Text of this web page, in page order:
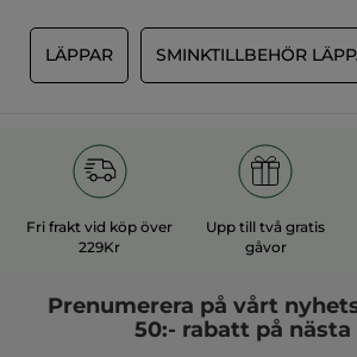
LÄPPAR SMINKTILLBEHÖR
Fri frakt vid köp över
229Kr
Upp till två gratis
gåvor
Prenumerera på vårt
50:- rabatt på